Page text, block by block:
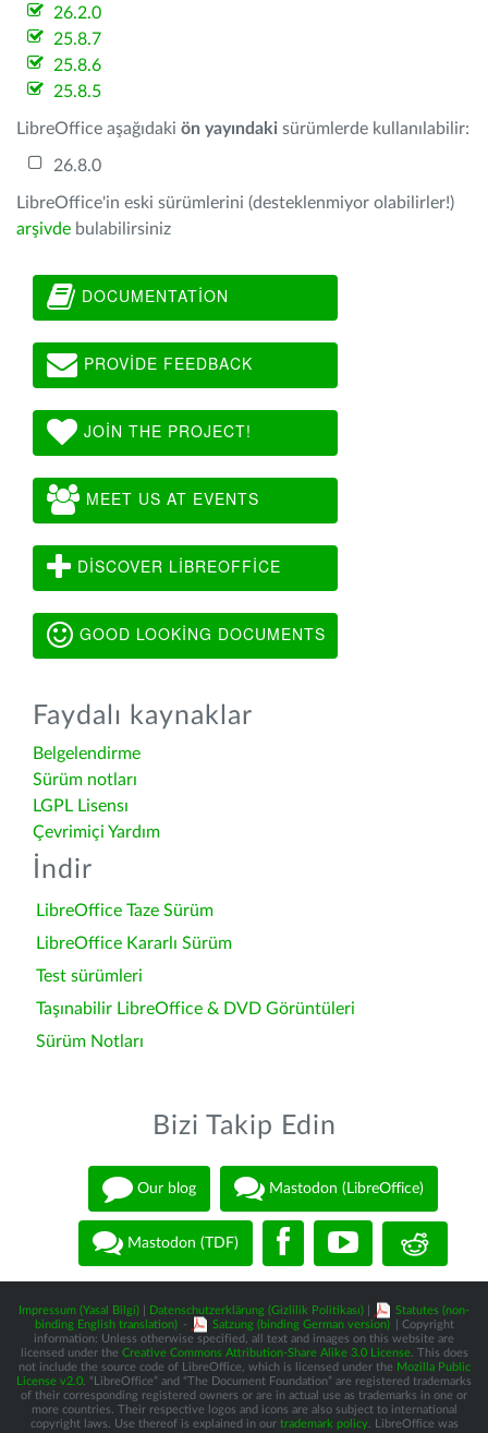
26.2.0
25.8.7
25.8.6
25.8.5
LibreOffice aşağıdaki ön yayındaki sürümlerde kullanılabilir:
26.8.0
LibreOffice'in eski sürümlerini (desteklenmiyor olabilirler!)
arşivde bulabilirsiniz
DOCUMENTATION
PROVIDE FEEDBACK
JOIN THE PROJECT!
MEET US AT EVENTS
DISCOVER LIBREOFFICE
GOOD LOOKING DOCUMENTS
Faydalı kaynaklar
Belgelendirme
Sürüm notları
LGPL Lisensı
Çevrimiçi Yardım
İndir
LibreOffice Taze Sürüm
LibreOffice Kararlı Sürüm
Test sürümleri
Taşınabilir LibreOffice & DVD Görüntüleri
Sürüm Notları
Bizi Takip Edin
Our blog Mastodon (LibreOffice)
Mastodon (TDF)
Impressum (Yasal Bilgi) Datenschutzerklärung (Gizlilik Politikası)
Statutes (non-
binding English translation) - Satzung (binding German version)
| Copyright
information: Unless otherwise specified, all text and images on this website are
licensed under the Creative Commons Attribution-Share Alike 3.0 License. This does
not include the source code of LibreOffice, which is licensed under the Mozilla Public
License v2.0 . “LibreOffice” and “The Document Foundation” are registered trademarks
of their corresponding registered owners or are in actual use as trademarks in one or
more countries. Their respective logos and icons are also subject to international
copyright laws. Use thereof is explained in our trademark policy. LibreOffice was